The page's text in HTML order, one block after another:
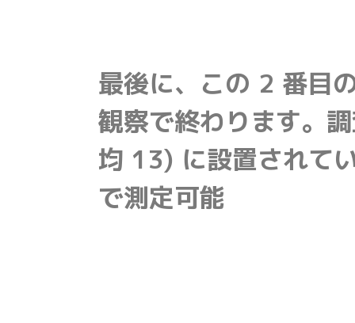
最後に、この 2 番目
観察で終わります。
均 13) に設置されて
で測定可能